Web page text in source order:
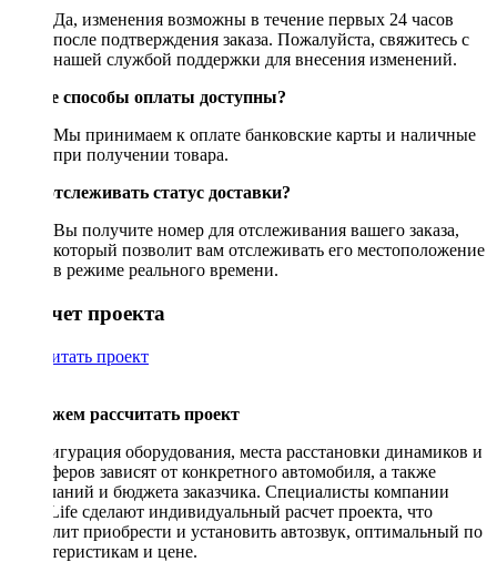
Да, изменения возможны в течение первых 24 часов
после подтверждения заказа. Пожалуйста, свяжитесь с
нашей службой поддержки для внесения изменений.
Какие способы оплаты доступны?
Мы принимаем к оплате банковские карты и наличные
при получении товара.
Как отслеживать статус доставки?
Вы получите номер для отслеживания вашего заказа,
который позволит вам отслеживать его местоположение
в режиме реального времени.
Рассчет проекта
Рассчитать проект
Поможем рассчитать проект
Конфигурация оборудования, места расстановки динамиков и
сабвуферов зависят от конкретного автомобиля, а также
пожеланий и бюджета заказчика. Специалисты компании
DriveLife сделают индивидуальный расчет проекта, что
позволит приобрести и установить автозвук, оптимальный по
характеристикам и цене.